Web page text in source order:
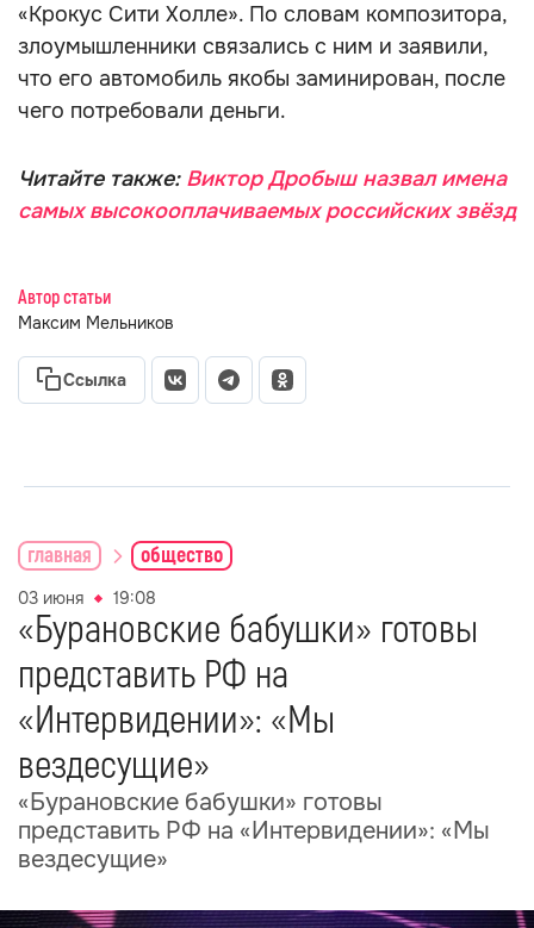
«Крокус Сити Холле». По словам композитора,
злоумышленники связались с ним и заявили,
что его автомобиль якобы заминирован, после
чего потребовали деньги.
Читайте также: Виктор Дробыш назвал имена
самых высокооплачиваемых российских звёзд
Автор статьи
Максим Мельников
Ссылка
главная общество
03 июня 19:08
«Бурановские бабушки» готовы
представить РФ на
«Интервидении»: «Мы
вездесущие»
«Бурановские бабушки» готовы
представить РФ на «Интервидении»: «Мы
вездесущие»